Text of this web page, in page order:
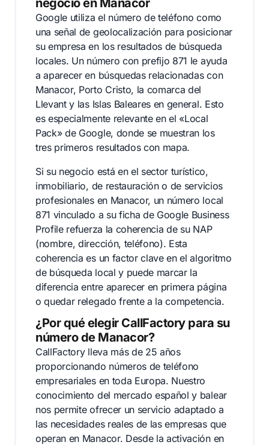
negocio en Manacor
Google utiliza el número de teléfono como
una señal de geolocalización para posicionar
su empresa en los resultados de búsqueda
locales. Un número con prefijo 871 le ayuda
a aparecer en búsquedas relacionadas con
Manacor, Porto Cristo, la comarca del
Llevant y las Islas Baleares en general. Esto
es especialmente relevante en el «Local
Pack» de Google, donde se muestran los
tres primeros resultados con mapa.
Si su negocio está en el sector turístico,
inmobiliario, de restauración o de servicios
profesionales en Manacor, un número local
871 vinculado a su ficha de Google Business
Profile refuerza la coherencia de su NAP
(nombre, dirección, teléfono). Esta
coherencia es un factor clave en el algoritmo
de búsqueda local y puede marcar la
diferencia entre aparecer en primera página
o quedar relegado frente a la competencia.
¿Por qué elegir CallFactory para su
número de Manacor?
CallFactory lleva más de 25 años
proporcionando números de teléfono
empresariales en toda Europa. Nuestro
conocimiento del mercado español y balear
nos permite ofrecer un servicio adaptado a
las necesidades reales de las empresas que
operan en Manacor. Desde la activación en